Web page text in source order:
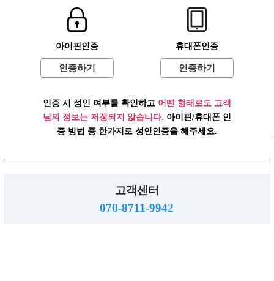
이용약관
주소 :경기도 동두천시 행선로 20번길 43
직업정보: 의정부 제2015-8호 메일 :hjs5609@hanmail.net
2026.Copyright www.ttalba.kr. All right reserved.
아이핀인증
인증하기
휴대폰인증
인증하기
인증 시 성인 여부를 확인하고 어떤 형태로도 고객
님의 정보는 저장되지 않습니다. 아이핀/휴대폰 인
증 방법 중 한가지로 성인인증을 해주세요.
고객센터
070-8711-9942